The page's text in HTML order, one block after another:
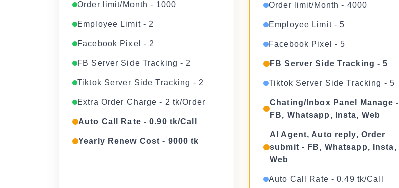
Order limit/Month - 1000
Employee Limit - 2
Facebook Pixel - 2
FB Server Side Tracking - 2
Tiktok Server Side Tracking - 2
Extra Order Charge - 2 tk/Order
Auto Call Rate - 0.90 tk/Call
Yearly Renew Cost - 9000 tk
Order limit/Month - 4000
Employee Limit - 5
Facebook Pixel - 5
FB Server Side Tracking - 5
Tiktok Server Side Tracking - 5
Chating/Inbox Panel Manage -
FB, Whatsapp, Insta, Web
AI Agent, Auto reply, Order
submit - FB, Whatsapp, Insta,
Web
Auto Call Rate - 0.49 tk/Call